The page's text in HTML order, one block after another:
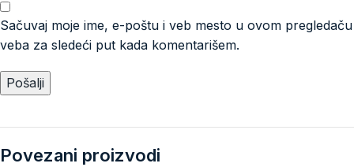
Sačuvaj moje ime, e-poštu i veb mesto u ovom pregledaču
veba za sledeći put kada komentarišem.
Povezani proizvodi